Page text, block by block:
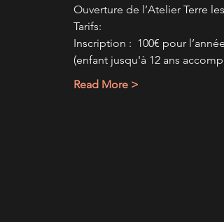
Ouverture de l’Atelier Terre
Tarifs:
Inscription :  100€ pour
(enfant jusqu'à 12 ans
Read More >